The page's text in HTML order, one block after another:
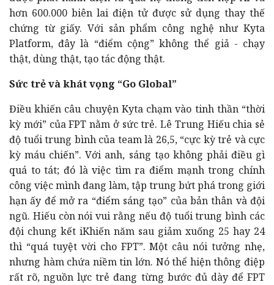
hơn 600.000 biên lai điện tử được sử dụng thay thế
chứng từ giấy. Với sản phẩm công nghệ như Kyta
Platform, đây là “điểm cộng” không thể giả - chạy
thật, dùng thật, tạo tác động thật.
Sức trẻ và khát vọng “Go Global”
Điều khiến câu chuyện Kyta chạm vào tinh thần “thời
kỳ mới” của FPT nằm ở sức trẻ. Lê Trung Hiếu chia sẻ
độ tuổi trung bình của team là 26,5, “cực kỳ trẻ và cực
kỳ máu chiến”. Với anh, sáng tạo không phải điều gì
quá to tát; đó là việc tìm ra điểm mạnh trong chính
công việc mình đang làm, tập trung bứt phá trong giới
hạn ấy để mở ra “điểm sáng tạo” của bản thân và đội
ngũ. Hiếu còn nói vui rằng nếu độ tuổi trung bình các
đội chung kết iKhiến năm sau giảm xuống 25 hay 24
thì “quá tuyệt vời cho FPT”. Một câu nói tưởng nhẹ,
nhưng hàm chứa niềm tin lớn. Nó thể hiện thông điệp
rất rõ, nguồn lực trẻ đang từng bước đủ dày để FPT